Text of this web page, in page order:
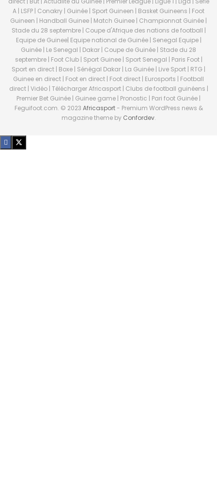
A | LSFP | Conakry | Guinée | Sport Guineen | Basket Guineens | Foot
Guineen | Handball Guinee | Match Guinee | Championnat Guinée |
Stade du 28 septembre | Coupe d'Afrique des nations de football |
Equipe de Guinee| Equipe national de Guinée | Senegal Equipe |
Guinée | Le Senegal | Dakar | Coupe de Guinée | Stade du 28
septembre | Foot Club | Sport Guinee | Sport Senegal | Paris Foot |
Sport en direct | Boxe | Sénégal Dakar | La Guinée | Live Sport | RTG |
Guinee en direct | Foot en direct | Foot direct | Eurosports | Football
direct | Vidéo | Télécharger Africasport | Clubs de football guinéens |
Premier Bet Guinée | Guinee game | Pronostic | Pari foot Guinée |
Feguifoot.com. © 2023 Africasport- Premium WordPress news &
magazine theme by Confordev.